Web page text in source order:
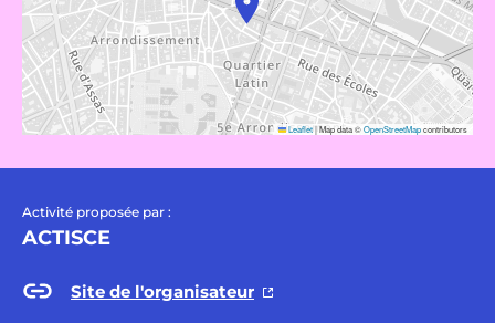
Leaflet|Map data ©OpenStreetMapcontributors
Activité proposée par :
ACTISCE
Site de l'organisateur